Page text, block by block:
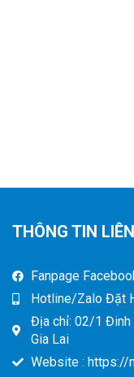
THÔNG TIN
Fanpage
Hotline/Zalo Đặt
Địa chỉ: 02/1 Đinh
Gia Lai
Website : https://